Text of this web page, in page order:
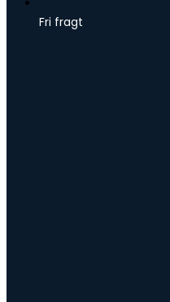
Fri fragt